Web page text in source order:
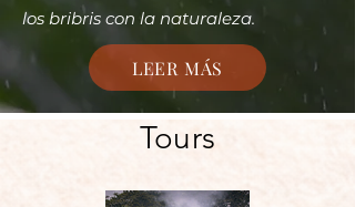
los bribris con la naturaleza.
LEER MÁS
Tours